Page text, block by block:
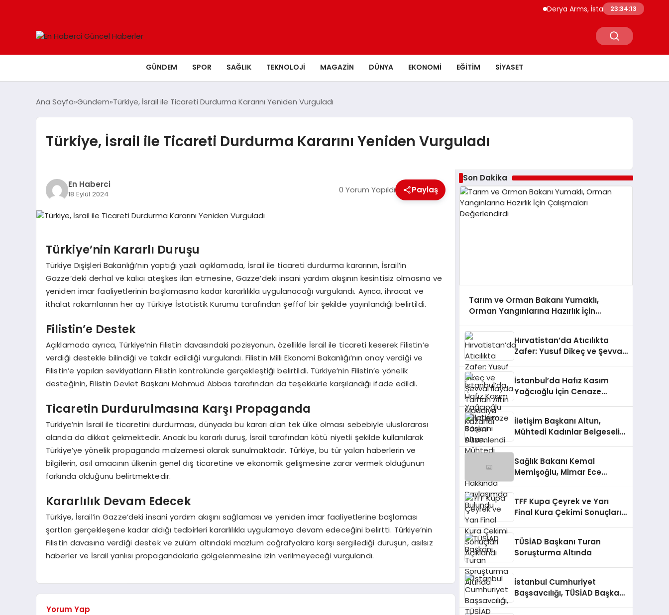
Derya Arms, İstanbul Prohunt
23:34:13
GÜNDEM SPOR SAĞLIK TEKNOLOJI MAGAZIN DÜNYA EKONOMI EĞITIM SIYASET
Ana Sayfa Gündem Türkiye, İsrail ile Ticareti Durdurma Kararını Yeniden Vurguladı
Türkiye, İsrail ile Ticareti Durdurma Kararını Yeniden Vurguladı
En Haberci
18 Eylül 2024 0 Yorum Yapıldı Paylaş
Türkiye’nin Kararlı Duruşu
Türkiye Dışişleri Bakanlığı’nın yaptığı yazılı açıklamada, İsrail ile ticareti durdurma kararının, İsrail’in
Gazze’deki derhal ve kalıcı ateşkes ilan etmesine, Gazze’deki insani yardım akışının kesintisiz olmasına ve
yeniden imar faaliyetlerinin başlamasına kadar kararlılıkla uygulanacağı vurgulandı. Ayrıca, ihracat ve
ithalat rakamlarının her ay Türkiye İstatistik Kurumu tarafından şeffaf bir şekilde yayınlandığı belirtildi.
Filistin’e Destek
Açıklamada ayrıca, Türkiye’nin Filistin davasındaki pozisyonun, özellikle İsrail ile ticareti keserek Filistin’e
verdiği destekle bilindiği ve takdir edildiği vurgulandı. Filistin Milli Ekonomi Bakanlığı’nın onay verdiği ve
Filistin’e yapılan sevkiyatların Filistin kontrolünde gerçekleştiği belirtildi. Türkiye’nin Filistin’e yönelik
desteğinin, Filistin Devlet Başkanı Mahmud Abbas tarafından da teşekkürle karşılandığı ifade edildi.
Ticaretin Durdurulmasına Karşı Propaganda
Türkiye’nin İsrail ile ticaretini durdurması, dünyada bu kararı alan tek ülke olması sebebiyle uluslararası
alanda da dikkat çekmektedir. Ancak bu kararlı duruş, İsrail tarafından kötü niyetli şekilde kullanılarak
Türkiye’ye yönelik propaganda malzemesi olarak sunulmaktadır. Türkiye, bu tür yalan haberlerin ve
bilgilerin, asıl amacının ülkenin genel dış ticaretine ve ekonomik gelişmesine zarar vermek olduğunun
farkında olduğunu belirtmektedir.
Kararlılık Devam Edecek
Türkiye, İsrail’in Gazze’deki insani yardım akışını sağlaması ve yeniden imar faaliyetlerine başlaması
şartları gerçekleşene kadar aldığı tedbirleri kararlılıkla uygulamaya devam edeceğini belirtti. Türkiye’nin
Filistin davasına verdiği destek ve zulüm altındaki mazlum coğrafyalara karşı sergilediği duruşun, asılsız
haberler ve İsrail yanlısı propagandalarla gölgelenmesine izin verilmeyeceği vurgulandı.
Yorum Yap
Son Dakika
Tarım ve Orman Bakanı Yumaklı,
Orman Yangınlarına Hazırlık İçin
Hırvatistan’da Atıcılıkta
Zafer: Yusuf Dikeç ve Şevval
İstanbul’da Hafız Kasım
Yağcıoğlu İçin Cenaze
İletişim Başkanı Altun,
Mühtedi Kadınlar Belgeseli
Sağlık Bakanı Kemal
Memişoğlu, Mimar Ece
TFF Kupa Çeyrek ve Yarı
Final Kura Çekimi Sonuçları
TÜSİAD Başkanı Turan
Soruşturma Altında
İstanbul Cumhuriyet
Başsavcılığı, TÜSİAD Başkanı